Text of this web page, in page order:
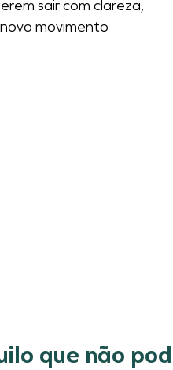
sair com clareza,
movimento
que não